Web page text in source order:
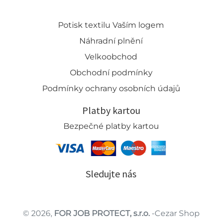
Potisk textilu Vaším logem
Náhradní plnění
Velkoobchod
Obchodní podmínky
Podmínky ochrany osobních údajů
Platby kartou
Bezpečné platby kartou
Sledujte nás
© 2026, FOR JOB PROTECT, s.r.o.-Cezar Shop